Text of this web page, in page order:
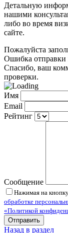
Детальную
нашими
либо во время
сайте.
Пожалуйста
Ошибка отправки
Спасибо, ваш
проверки.
Имя
Email
Рейтинг
Сообщение
Нажимая на
обработке
«Политикой
Назад в раздел